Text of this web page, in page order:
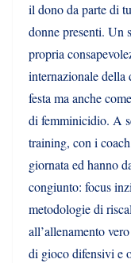
il dono da parte di
donne presenti. Un
propria
internazionale della
festa ma anche
di femminicidio. A
training, con i
giornata ed hanno
congiunto: focus
metodologie di
all’allenamento
di gioco difensivi e